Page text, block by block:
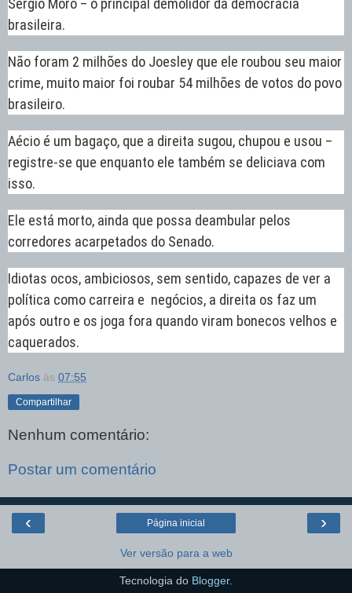
Sérgio Moro – o principal demolidor da democracia
brasileira.
Não foram 2 milhões do Joesley que ele roubou seu maior
crime, muito maior foi roubar 54 milhões de votos do povo
brasileiro.
Aécio é um bagaço, que a direita sugou, chupou e usou –
registre-se que enquanto ele também se deliciava com
isso.
Ele está morto, ainda que possa deambular pelos
corredores acarpetados do Senado.
Idiotas ocos, ambiciosos, sem sentido, capazes de ver a
política como carreira e negócios, a direita os faz um
após outro e os joga fora quando viram bonecos velhos e
caquerados.
Carlos às 07:55
Compartilhar
Nenhum comentário:
Postar um comentário
‹ ›
Página inicial
Ver versão para a web
Tecnologia do Blogger.